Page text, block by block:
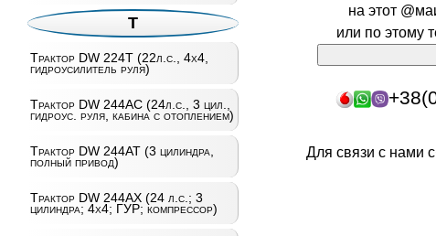
Т
Трактор DW 224T (22л.с., 4х4,
гидроусилитель руля)
Трактор DW 244AC (24л.с., 3 цил.,
гидроус. руля, кабина с отоплением)
Трактор DW 244AT (3 цилиндра,
полный привод)
Трактор DW 244AХ (24 л.с.; 3
цилиндра; 4х4; ГУР; компрессор)
на этот
или по этому
Для связи с нами